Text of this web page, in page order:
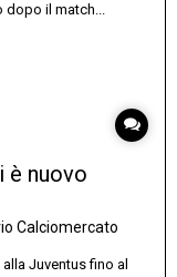
dopo il match...
è nuovo
Calciomercato
Juventus fino al